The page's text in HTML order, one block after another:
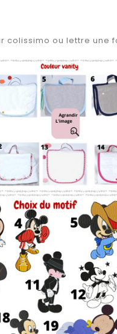
colissimo ou lettre une